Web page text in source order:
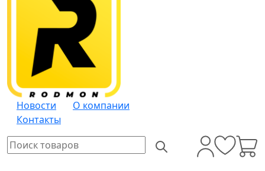
Новости
О компании
Контакты